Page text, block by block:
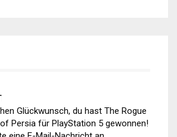
Glückwunsch, du hast The Rogue
Persia für PlayStation 5 gewonnen!